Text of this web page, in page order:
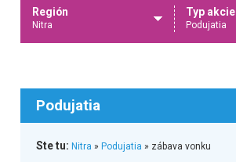
Región
Nitra
Typ akcie
Podujatia
Podujatia
Ste tu: Nitra » Podujatia » zábava vonku